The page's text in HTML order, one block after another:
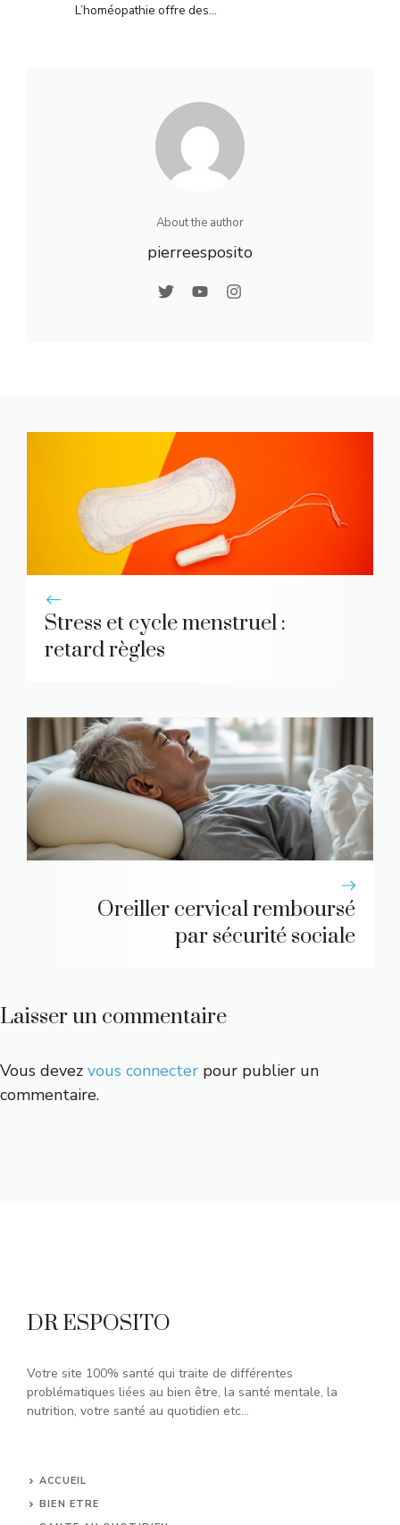
L’homéopathie offre des...
About the author
pierreesposito
Stress et cycle menstruel :
retard règles
Oreiller cervical remboursé
par sécurité sociale
Laisser un commentaire
Vous devez vous connecter pour publier un
commentaire.
DR ESPOSITO
Votre site 100% santé qui traite de différentes
problématiques liées au bien être, la santé mentale, la
nutrition, votre santé au quotidien etc...
ACCUEIL
BIEN ETRE